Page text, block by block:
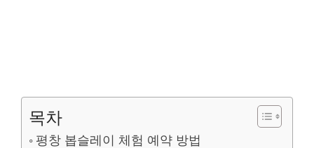
목차
평창 봅슬레이 체험 예약 방법